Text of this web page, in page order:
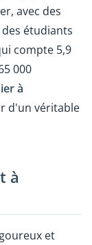
avec des
étudiants
compte 5,9
000
à
d'un véritable
à
et